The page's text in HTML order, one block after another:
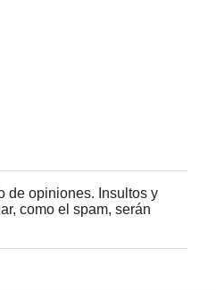
de opiniones. Insultos y
como el spam, serán